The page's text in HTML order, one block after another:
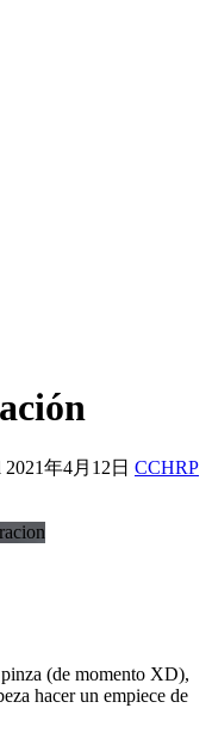
2021年4月12日 CCHRP
(de momento XD),
hacer un empiece de